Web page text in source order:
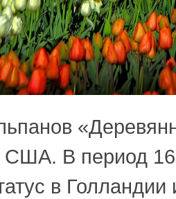
США. В период
в Голландии